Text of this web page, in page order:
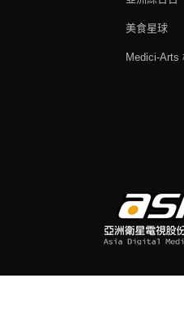
美食星球
Medici-Arts